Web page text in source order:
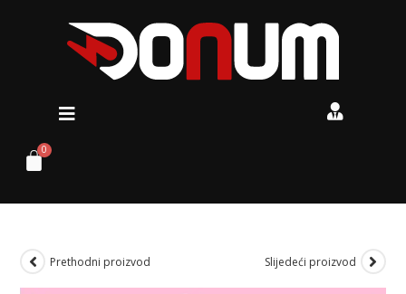
Prethodni proizvod Slijedeći proizvod